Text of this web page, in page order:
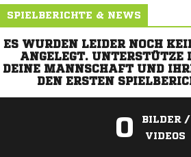
SPIELBERICHTE & NEWS
ES WURDEN LEIDER NOCH
ANGELEGT. UNTERSTÜTZE
DEINE MANNSCHAFT UND
DEN ERSTEN
0
BILDER /
VIDEOS